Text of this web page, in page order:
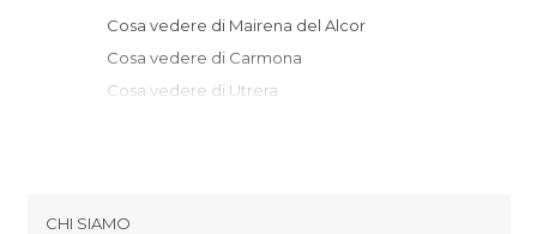
Cosa vedere di Mairena del Alcor
Cosa vedere di Carmona
Cosa vedere di Utrera
Cosa vedere di Lora del Río
CHI SIAMO